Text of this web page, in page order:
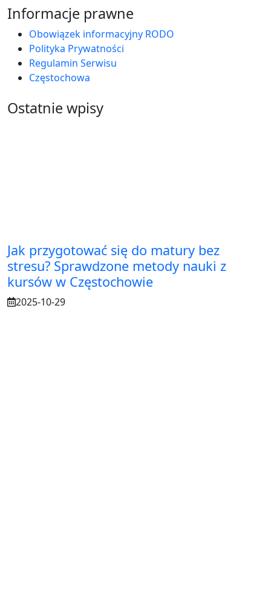
Informacje prawne
Obowiązek informacyjny RODO
Polityka Prywatności
Regulamin Serwisu
Częstochowa
Ostatnie wpisy
Jak przygotować się do matury bez
stresu? Sprawdzone metody nauki z
kursów w Częstochowie
2025-10-29